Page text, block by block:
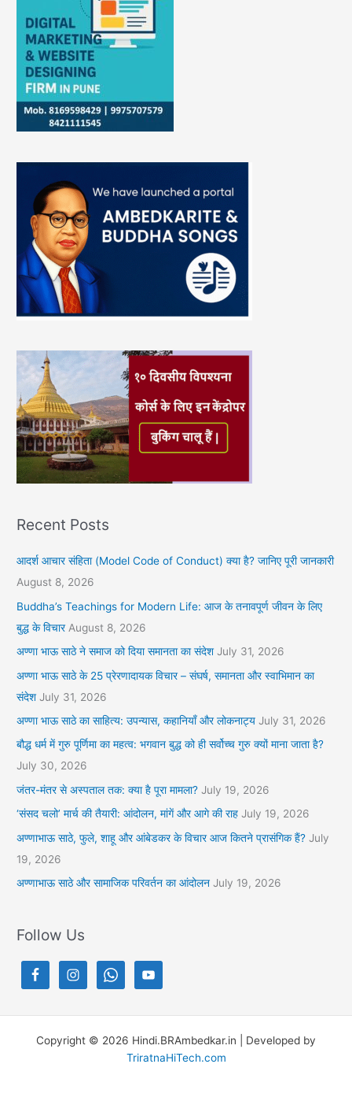
Recent Posts
आदर्श आचार संहिता (Model Code of Conduct) क्या है? जानिए पूरी जानकारी
August 8, 2026
Buddha’s Teachings for Modern Life: आज के तनावपूर्ण जीवन के लिए
बुद्ध के विचार August 8, 2026
अण्णा भाऊ साठे ने समाज को दिया समानता का संदेश July 31, 2026
अण्णा भाऊ साठे के 25 प्रेरणादायक विचार – संघर्ष, समानता और स्वाभिमान का
संदेश July 31, 2026
अण्णा भाऊ साठे का साहित्य: उपन्यास, कहानियाँ और लोकनाट्य July 31, 2026
बौद्ध धर्म में गुरु पूर्णिमा का महत्व: भगवान बुद्ध को ही सर्वोच्च गुरु क्यों माना जाता है?
July 30, 2026
जंतर-मंतर से अस्पताल तक: क्या है पूरा मामला? July 19, 2026
‘संसद चलो’ मार्च की तैयारी: आंदोलन, मांगें और आगे की राह July 19, 2026
अण्णाभाऊ साठे, फुले, शाहू और आंबेडकर के विचार आज कितने प्रासंगिक हैं? July
19, 2026
अण्णाभाऊ साठे और सामाजिक परिवर्तन का आंदोलन July 19, 2026
Follow Us
Copyright © 2026 Hindi.BRAmbedkar.in | Developed by
TriratnaHiTech.com